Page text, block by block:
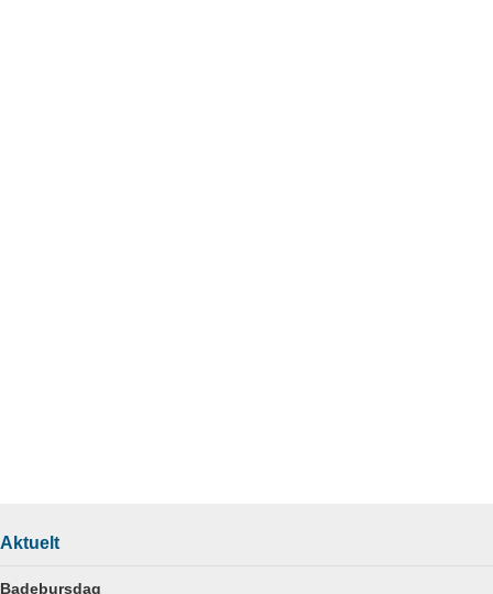
Aktuelt
Badebursdag